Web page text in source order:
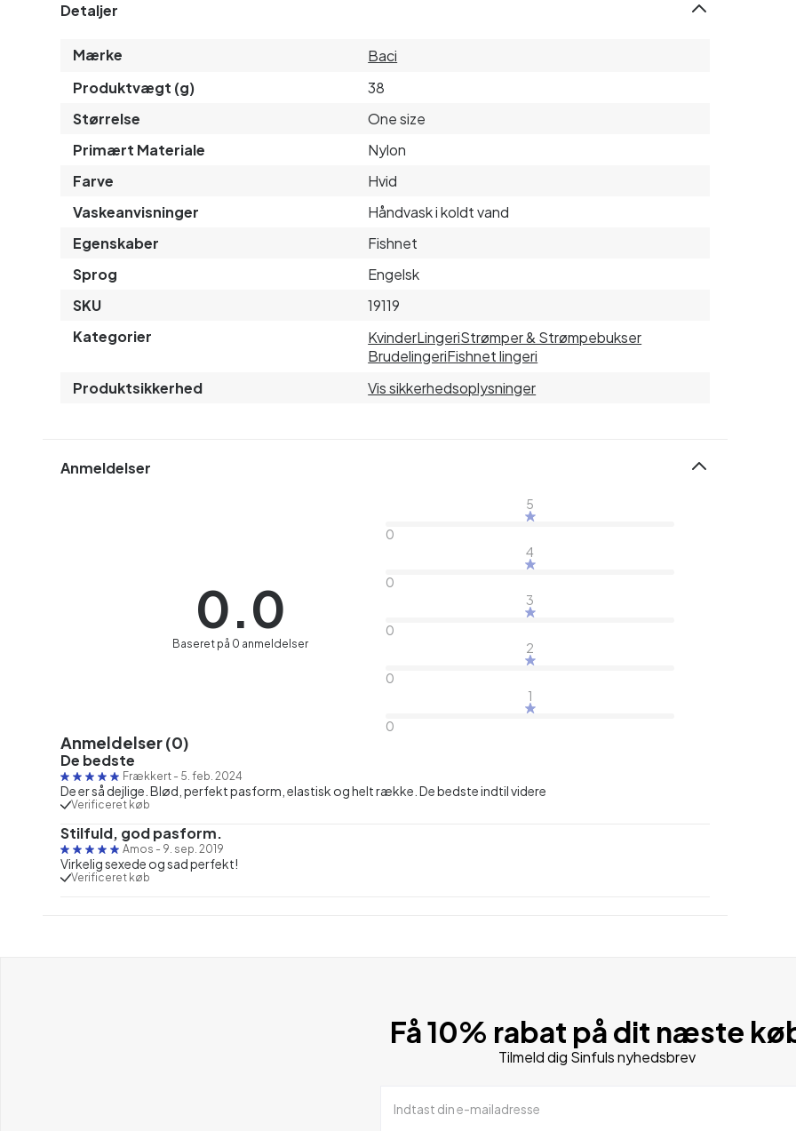
Detaljer
Mærke
Baci
Produktvægt (g)
38
Størrelse
One size
Primært Materiale
Nylon
Farve
Hvid
Vaskeanvisninger
Håndvask i koldt vand
Egenskaber
Fishnet
Sprog
Engelsk
SKU
19119
Kategorier
KvinderLingeriStrømper & Strømpebukser
BrudelingeriFishnet lingeri
Produktsikkerhed
Vis sikkerhedsoplysninger
Anmeldelser
0.0
Baseret på 0 anmeldelser
5
0
4
0
3
0
2
0
1
0
Anmeldelser (0)
De bedste
Frækkert - 5. feb. 2024
De er så dejlige. Blød, perfekt pasform, elastisk og helt række. De bedste indtil videre
Verificeret køb
Stilfuld, god pasform.
Amos - 9. sep. 2019
Virkelig sexede og sad perfekt!
Verificeret køb
Få 10% rabat på dit næste
Tilmeld dig Sinfuls nyhedsbrev
Indtast din e-mailadresse